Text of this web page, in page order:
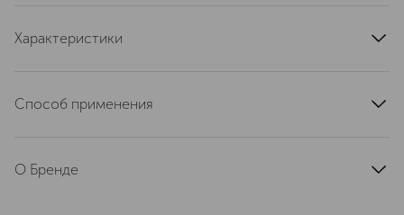
Характеристики
Способ применения
возьмите небольшое количество тонального средства
О Бренде